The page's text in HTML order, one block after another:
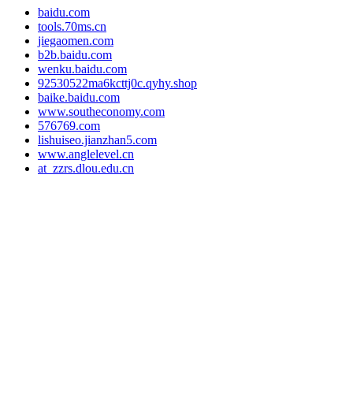
baidu.com
tools.70ms.cn
jiegaomen.com
b2b.baidu.com
wenku.baidu.com
92530522ma6kcttj0c.qyhy.shop
baike.baidu.com
www.southeconomy.com
576769.com
lishuiseo.jianzhan5.com
www.anglelevel.cn
at_zzrs.dlou.edu.cn